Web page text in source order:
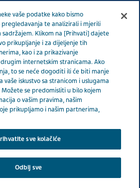
Proizvodi Katalog proizvoda Pacijent
Pacijent
Tevinih proizvoda koji se stavljaju
vaše podatke kako bismo
pregledavanja te analizirali i mjerili
sadržajem. Klikom na [Prihvati] dajete
prikupljanje i za dijeljenje tih
kao i za prikazivanje
internetskim stranicama. Ako
to se neće dogoditi ili će biti manje
vaše iskustvo sa stranicom i uslugama
se predomisliti u bilo kojem
o vašim pravima, našim
prikupljamo i našim partnerima,
sve kolačiće
Odbij sve